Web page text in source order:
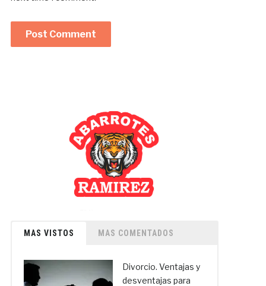
MAS VISTOS MAS COMENTADOS
Divorcio. Ventajas y
desventajas para